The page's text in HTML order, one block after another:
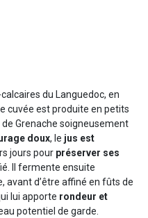
du Languedoc, en
cuvée est produite en petits
Grenache soigneusement
doux, le jus est
jours pour préserver ses
Il fermente ensuite
avant d’être affiné en fûts de
lui apporte rondeur et
potentiel de garde.